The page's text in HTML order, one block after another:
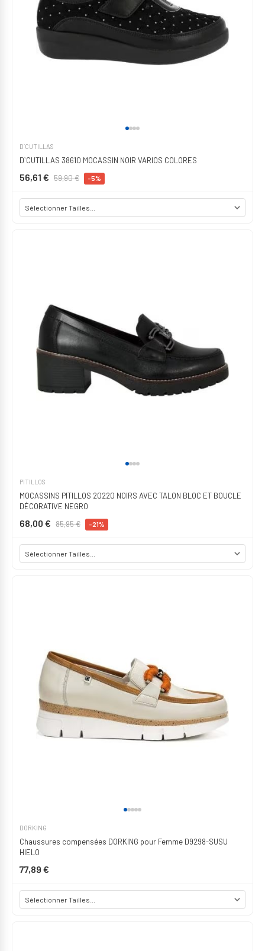
D`CUTILLAS
D`CUTILLAS 38610 MOCASSIN NOIR VARIOS COLORES
56,61 € 59,90 € -5%
PITILLOS
MOCASSINS PITILLOS 20220 NOIRS AVEC TALON BLOC ET BOUCLE
DÉCORATIVE NEGRO
68,00 € 85,95 € -21%
DORKING
Chaussures compensées DORKING pour Femme D9298-SUSU
HIELO
77,89 €